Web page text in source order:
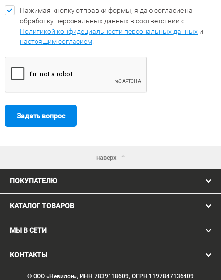
Нажимая кнопку отправки формы, я даю согласие на
обработку персональных данных в соответствии с
Политикой конфидециальности персональных данных и
настоящим согласием
Задать вопрос
наверх
ПОКУПАТЕЛЮ
КАТАЛОГ ТОВАРОВ
МЫ В СЕТИ
КОНТАКТЫ
© ООО «Невилон», ИНН 7839118609, ОГРН 1197847136409